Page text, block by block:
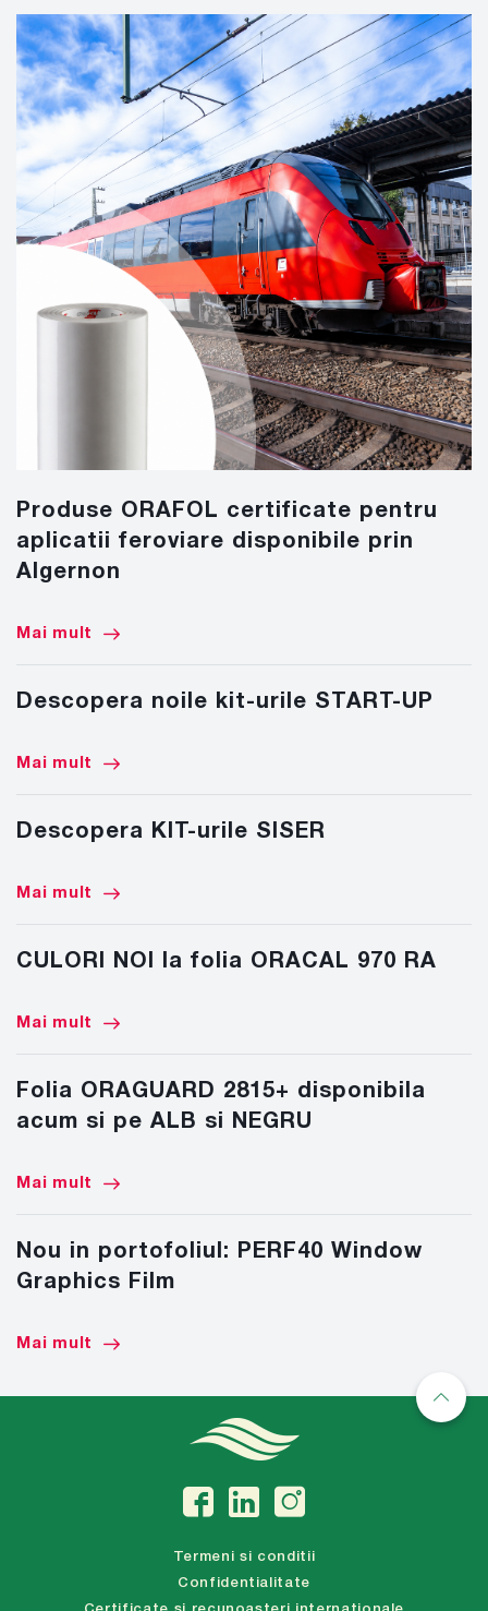
Produse ORAFOL certificate pentru
aplicatii feroviare disponibile prin
Algernon
Mai mult
Descopera noile kit-urile START-UP
Mai mult
Descopera KIT-urile SISER
Mai mult
CULORI NOI la folia ORACAL 970 RA
Mai mult
Folia ORAGUARD 2815+ disponibila
acum si pe ALB si NEGRU
Mai mult
Nou in portofoliul: PERF40 Window
Graphics Film
Mai mult
Termeni si conditii
Confidentialitate